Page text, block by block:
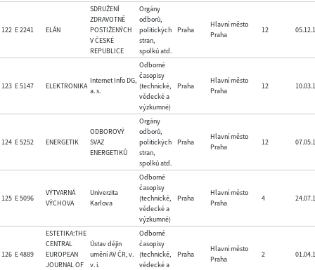
122 E 2241 ELÁN
SDRUŽENÍ
ZDRAVOTNĚ
POSTIŽENÝCH
V ČESKÉ
REPUBLICE
Orgány
odborů,
politických
stran,
spolků atd.
Praha
Hlavní město
Praha
12
123 E 5147 ELEKTRONIKA
Internet Info DG,
a. s.
Odborné
časopisy
(technické,
vědecké a
výzkumné)
Praha
Hlavní město
Praha
12
124 E 5252 ENERGETIK
ODBOROVÝ
SVAZ
ENERGETIKŮ
Orgány
odborů,
politických
stran,
spolků atd.
Praha
Hlavní město
Praha
12
125 E 5096
VÝTVARNÁ
VÝCHOVA
Univerzita
Karlova
Odborné
časopisy
(technické,
vědecké a
výzkumné)
Praha
Hlavní město
Praha
4
126 E 4889
ESTETIKA:THE
CENTRAL
EUROPEAN
JOURNAL OF
Ústav dějin
umění AV ČR, v.
v. i.
Odborné
časopisy
(technické,
vědecké a
Praha
Hlavní město
Praha
2